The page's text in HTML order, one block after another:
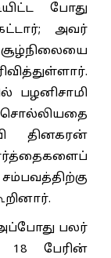
போது
அவர்
பழனிசாமி
தினகரன்
பலர்
பேரின்